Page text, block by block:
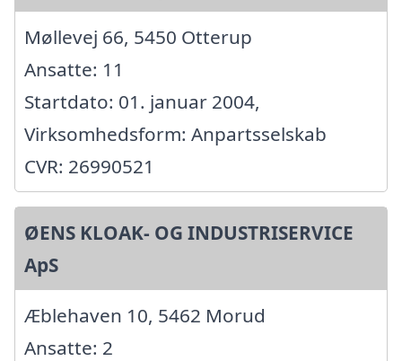
Møllevej 66, 5450 Otterup
Ansatte: 11
Startdato: 01. januar 2004,
Virksomhedsform: Anpartsselskab
CVR: 26990521
ØENS KLOAK- OG INDUSTRISERVICE
ApS
Æblehaven 10, 5462 Morud
Ansatte: 2